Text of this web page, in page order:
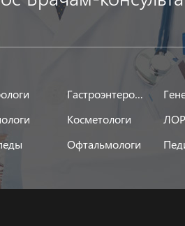
Гастроэнтерологи
Косметологи
Офтальмологи